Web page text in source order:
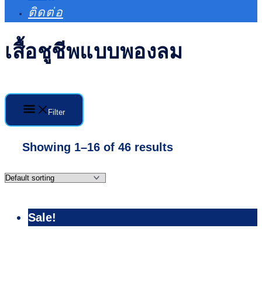
ติดต่อ
เสื้อชูชีพแบบพองลม
Filter
Showing 1–16 of 46 results
Sale!